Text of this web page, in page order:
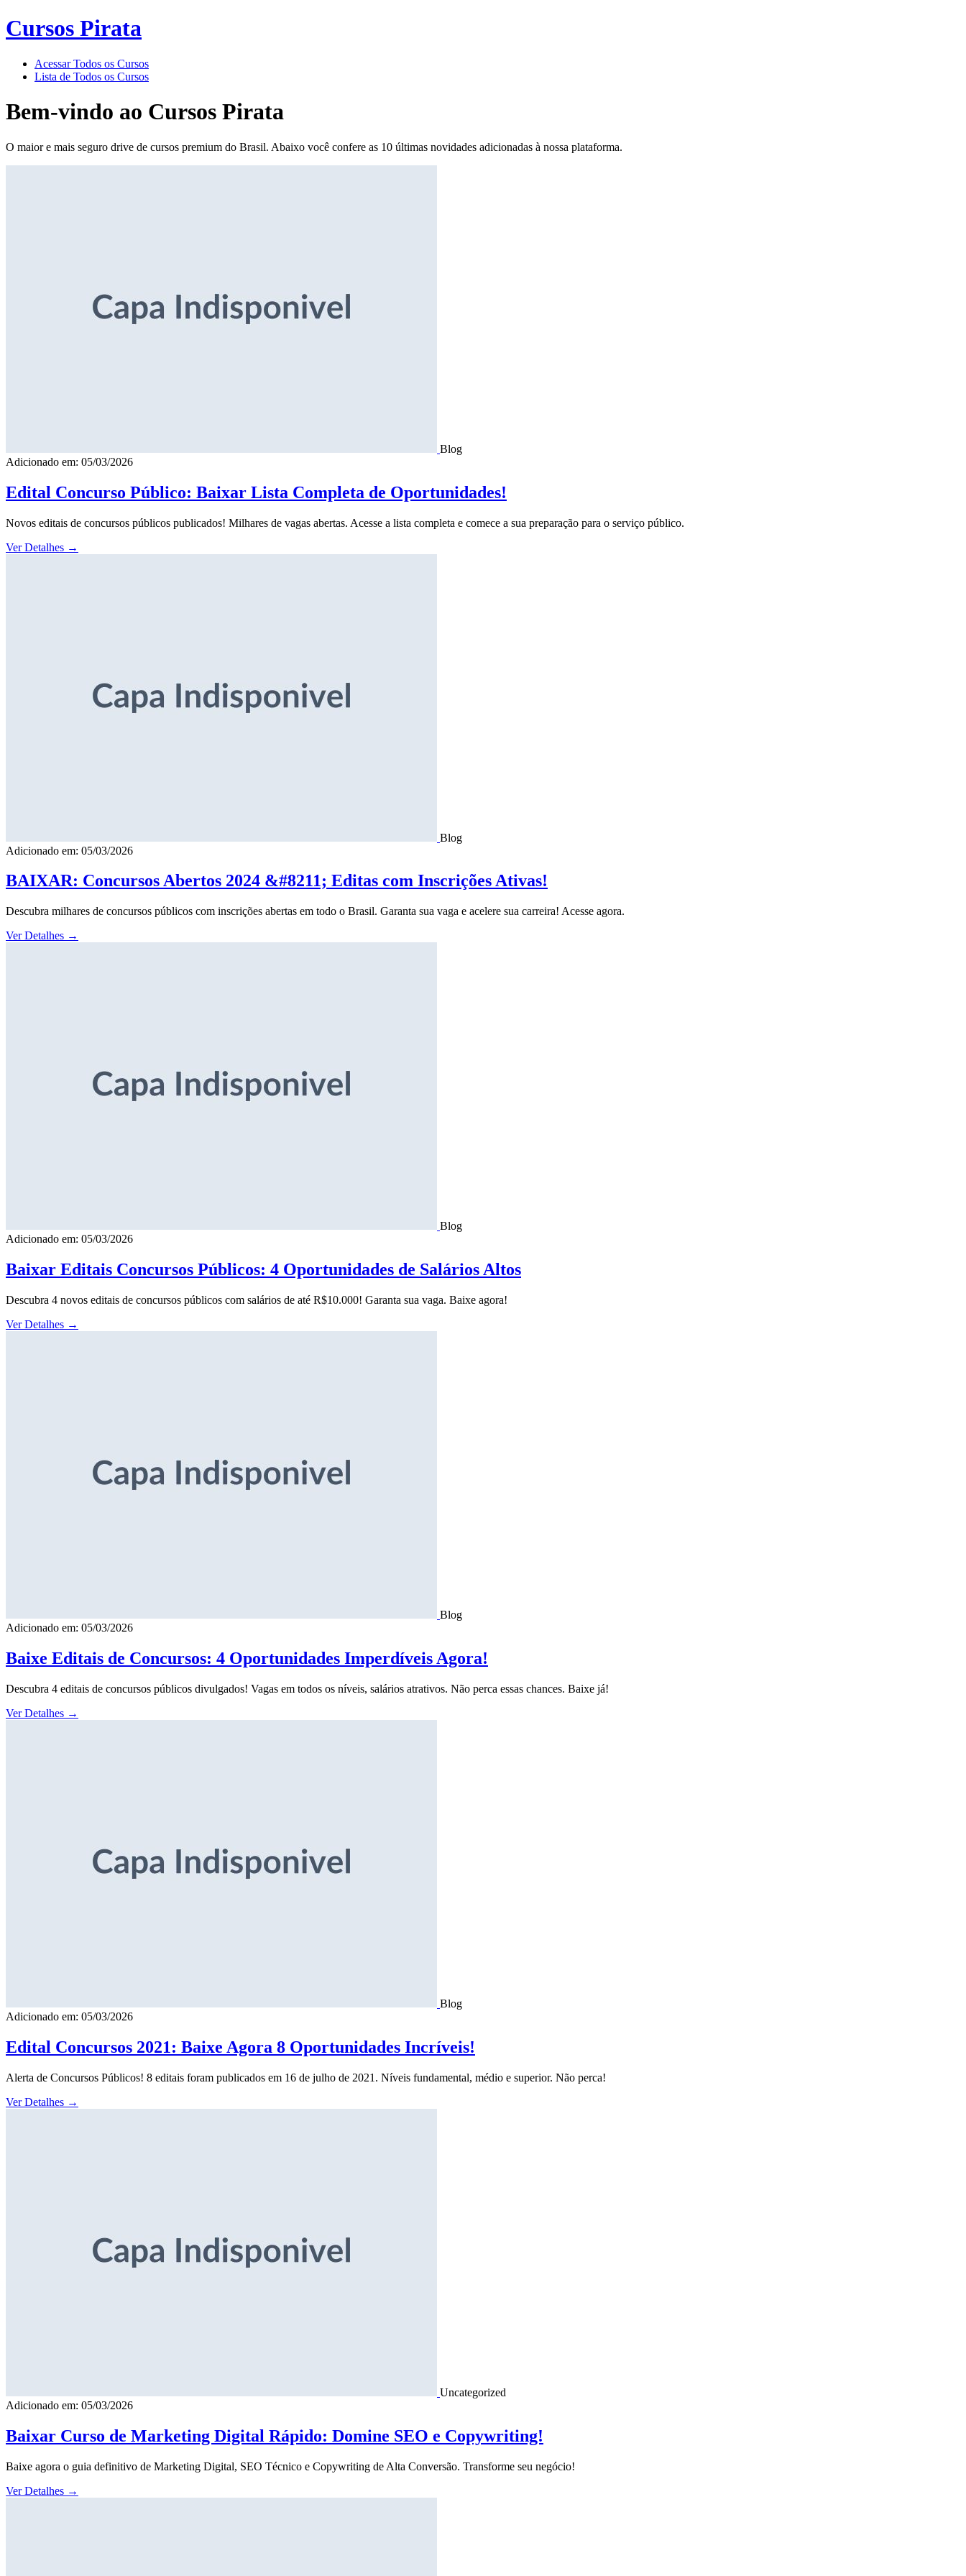
Cursos Pirata
Acessar Todos os Cursos
Lista de Todos os Cursos
Bem-vindo ao Cursos Pirata
O maior e mais seguro drive de cursos premium do Brasil. Abaixo você confere as 10 últimas novidades adicionadas à nossa plataforma.
Blog
Adicionado em: 05/03/2026
Edital Concurso Público: Baixar Lista Completa de Oportunidades!
Novos editais de concursos públicos publicados! Milhares de vagas abertas. Acesse a lista completa e comece a sua preparação para o serviço público.
Ver Detalhes →
Blog
Adicionado em: 05/03/2026
BAIXAR: Concursos Abertos 2024 &#8211; Editas com Inscrições Ativas!
Descubra milhares de concursos públicos com inscrições abertas em todo o Brasil. Garanta sua vaga e acelere sua carreira! Acesse agora.
Ver Detalhes →
Blog
Adicionado em: 05/03/2026
Baixar Editais Concursos Públicos: 4 Oportunidades de Salários Altos
Descubra 4 novos editais de concursos públicos com salários de até R$10.000! Garanta sua vaga. Baixe agora!
Ver Detalhes →
Blog
Adicionado em: 05/03/2026
Baixe Editais de Concursos: 4 Oportunidades Imperdíveis Agora!
Descubra 4 editais de concursos públicos divulgados! Vagas em todos os níveis, salários atrativos. Não perca essas chances. Baixe já!
Ver Detalhes →
Blog
Adicionado em: 05/03/2026
Edital Concursos 2021: Baixe Agora 8 Oportunidades Incríveis!
Alerta de Concursos Públicos! 8 editais foram publicados em 16 de julho de 2021. Níveis fundamental, médio e superior. Não perca!
Ver Detalhes →
Uncategorized
Adicionado em: 05/03/2026
Baixar Curso de Marketing Digital Rápido: Domine SEO e Copywriting!
Baixe agora o guia definitivo de Marketing Digital, SEO Técnico e Copywriting de Alta Conversão. Transforme seu negócio!
Ver Detalhes →